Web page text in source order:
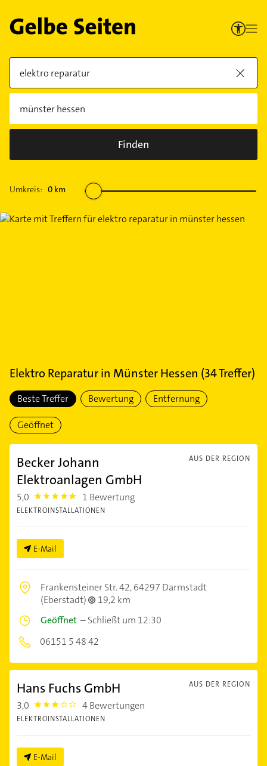
Finden
Umkreis: 0 km
Elektro Reparaturin Münster Hessen (34Treffer)
Beste Treffer Bewertung Entfernung
Geöffnet
AUS DER REGION
Becker Johann
Elektroanlagen GmbH
5,0 5.0 1 Bewertung
ELEKTROINSTALLATIONEN
E-Mail
Frankensteiner Str. 42,64297 Darmstadt
(Eberstadt)
19,2 km
Geöffnet –Schließt um 12:30
06151 5 48 42
AUS DER REGION
Hans Fuchs GmbH
3,0 3.0 4 Bewertungen
ELEKTROINSTALLATIONEN
E-Mail